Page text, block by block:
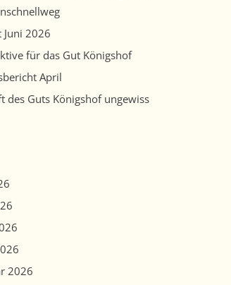
Juni 2026
für das Gut Königshof
April
des Guts Königshof ungewiss
2026